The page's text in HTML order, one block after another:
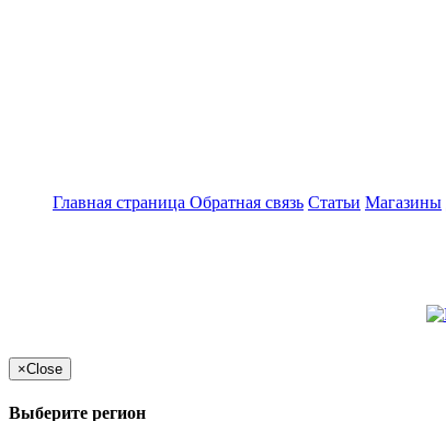
Главная страница Обратная связь Статьи Магазины
×Close
Выберите регион